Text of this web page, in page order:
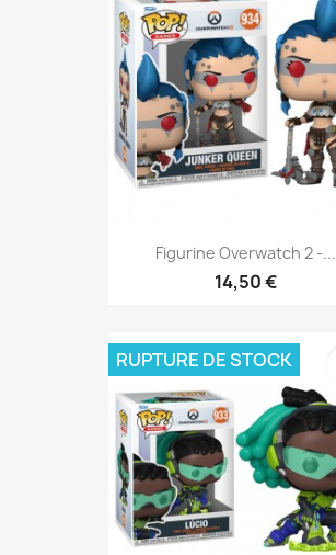
Figurine Overwatch 2 -...
14,50 €
RUPTURE DE STOCK